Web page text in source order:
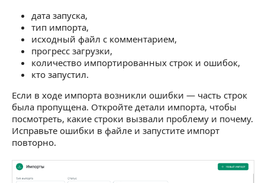
дата запуска,
тип импорта,
исходный файл с комментарием,
прогресс загрузки,
количество импортированных строк и ошибок,
кто запустил.
Если в ходе импорта возникли ошибки — часть строк
была пропущена. Откройте детали импорта, чтобы
посмотреть, какие строки вызвали проблему и почему.
Исправьте ошибки в файле и запустите импорт
повторно.